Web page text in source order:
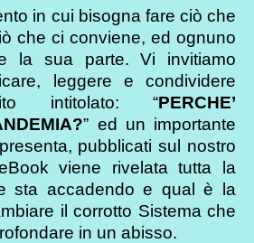
in cui bisogna fare ciò che
che ci conviene, ed ognuno
la sua parte. Vi invitiamo
leggere e condividere
intitolato: “PERCHE’
” ed un importante
pubblicati sul nostro
viene rivelata tutta la
sta accadendo e qual è la
il corrotto Sistema che
in un abisso.